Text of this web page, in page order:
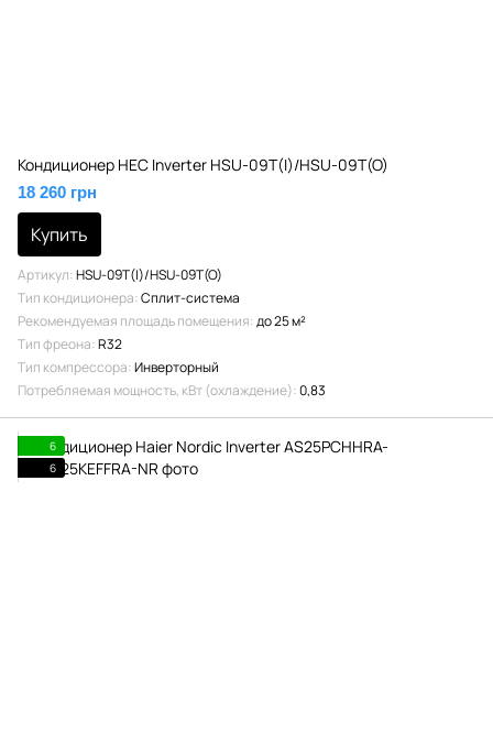
Кондиционер HEC Inverter HSU-09T(I)/HSU-09T(O)
18 260 грн
Купить
Артикул HSU-09T(I)/HSU-09T(O)
Тип кондиционера Сплит-система
Рекомендуемая площадь помещения до 25 м²
Тип фреона R32
Тип компрессора Инверторный
Потребляемая мощность, кВт (охлаждение) 0,83
6
6